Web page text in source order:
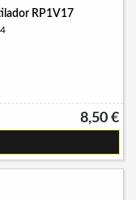
RP1V17
8,50 €